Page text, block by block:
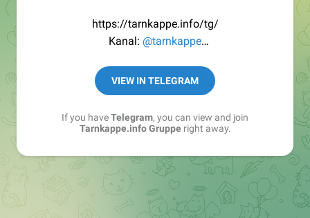
https://tarnkappe.info/tg/
Kanal: @tarnkappe
Best of:@bestoftarnkappe
Kochen: https://t.me/+WSW5F1VcmhliMjk6
VIEW IN TELEGRAM
If you haveTelegram, you can view and join
Tarnkappe.info Grupperight away.